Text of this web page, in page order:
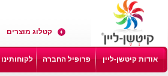
קטלוג מוצרים
אודות קיטשן-ליין פרופיל החברה לקוחותינו